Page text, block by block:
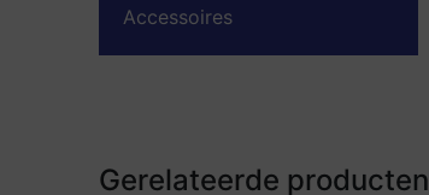
Accessoires
Gerelateerde producten